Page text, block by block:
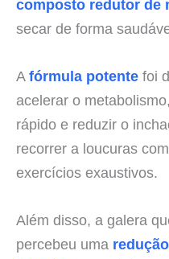
composto redutor de
secar de forma
Afórmula potente foi
acelerar o
rápido e reduzir o
recorrer a loucuras
exercícios exaustivos.
Além disso, a galera
percebeu uma